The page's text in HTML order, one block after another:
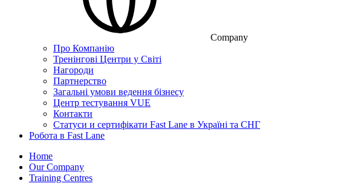
Company
Про Компанію
Тренінгові Центри у Світі
Нагороди
Партнерство
Загальні умови ведення бізнесу
Центр тестування VUE
Контакти
Статуси и сертифікати Fast Lane в Україні та СНГ
Робота в Fast Lane
Home
Our Company
Training Centres